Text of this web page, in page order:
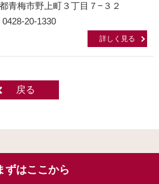
青梅市野上町３丁目７−３２
0428-20-1330
詳しく見る
戻る
ずはここから